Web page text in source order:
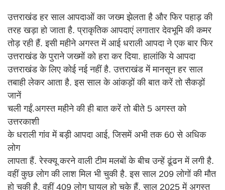
उत्तराखंड हर साल आपदाओं का जख्म झेलता है और फिर पहाड़ की
तरह खड़ा हो जाता है. प्राकृतिक आपदाएं लगातार देवभूमि की कमर
तोड़ रही हैं. इसी महीने अगस्त में आई धराली आपदा ने एक बार फिर
उत्तराखंड के पुराने जख्मों को हरा कर दिया. हालांकि ये आपदा
उत्तराखंड के लिए कोई नई नहीं है. उत्तराखंड में मानसून हर साल
तबाही लेकर आता है. इस साल के आंकड़ों की बात करें तो सैकड़ों
जानें
चली गईं.अगस्त महीने की ही बात करें तो बीते 5 अगस्त को
उत्तरकाशी
के धराली गांव में बड़ी आपदा आई, जिसमें अभी तक 60 से अधिक
लोग
लापता हैं. रेस्क्यू करने वाली टीम मलबों के बीच उन्हें ढूंढन में लगी है.
वहीं कुछ लोग की लाश मिल भी चुकी है. इस साल 209 लोगों की मौत
हो चुकी है. वहीं 409 लोग घायल हो चुके हैं. साल 2025 में अगस्त